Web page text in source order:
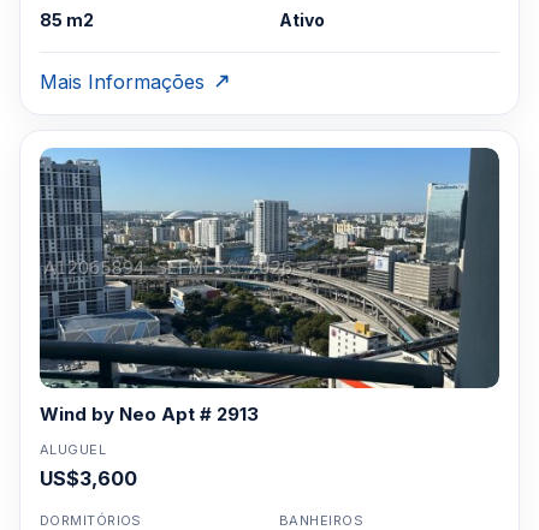
85 m2 Ativo
Mais Informações
Wind by Neo Apt # 2913
ALUGUEL
US$3,600
DORMITÓRIOS BANHEIROS